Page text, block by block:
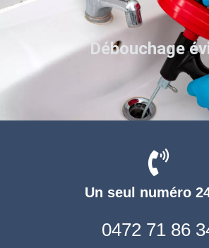
Un seul numéro
0472 71 86
Débouchage